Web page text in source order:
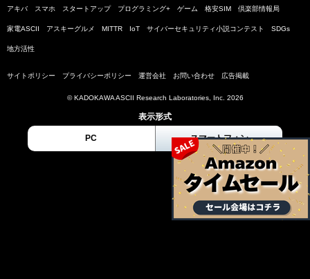
アキバ スマホ スタートアップ プログラミング+ ゲーム 格安SIM 倶楽部情報局
家電ASCII アスキーグルメ MITTR IoT サイバーセキュリティ小説コンテスト SDGs
地方活性
サイトポリシー プライバシーポリシー 運営会社 お問い合わせ 広告掲載
© KADOKAWA ASCII Research Laboratories, Inc. 2026
表示形式
PC スマートフォン